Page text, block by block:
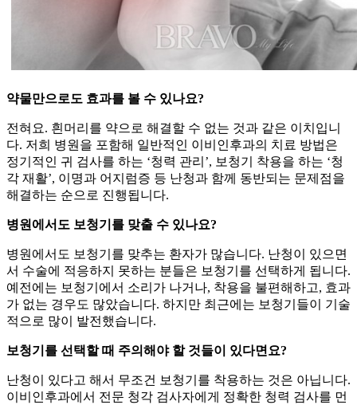
약물만으로도 효과를 볼 수 있나요?
전혀요. 흰머리를 약으로 해결할 수 없는 것과 같은 이치입니
다. 저희 병원을 포함해 일반적인 이비인후과의 치료 방법은
정기적인 귀 검사를 하는 ‘청력 관리’, 보청기 착용을 하는 ‘청
각 재활’, 이명과 어지럼증 등 난청과 함께 동반되는 문제점을
해결하는 순으로 진행됩니다.
병원에서도 보청기를 맞출 수 있나요?
병원에서도 보청기를 맞추는 환자가 많습니다. 난청이 있으면
서 수술에 적응하지 못하는 분들은 보청기를 선택하게 됩니다.
예전에는 보청기에서 소리가 나거나, 착용을 불편해하고, 효과
가 없는 경우도 많았습니다. 하지만 최근에는 보청기들이 기술
적으로 많이 발전했습니다.
보청기를 선택할 때 주의해야 할 것들이 있다면요?
난청이 있다고 해서 무조건 보청기를 착용하는 것은 아닙니다.
이비인후과에서 전문 청각 검사자에게 정확한 청력 검사를 먼